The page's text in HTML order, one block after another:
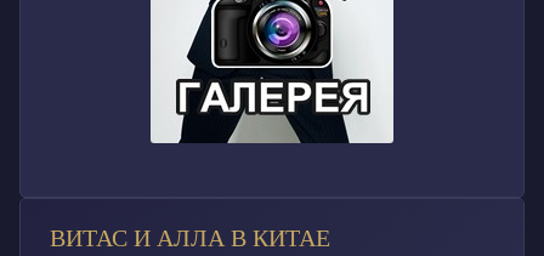
ВИТАС И АЛЛА В КИТАЕ